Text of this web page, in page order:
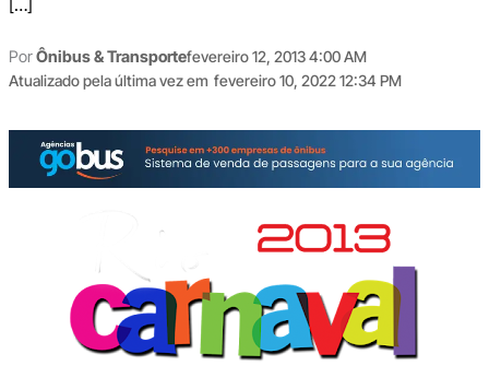
PorÔnibus & Transportefevereiro 12, 2013 4:00 AM
Atualizado pela última vez em fevereiro 10, 2022 12:34 PM